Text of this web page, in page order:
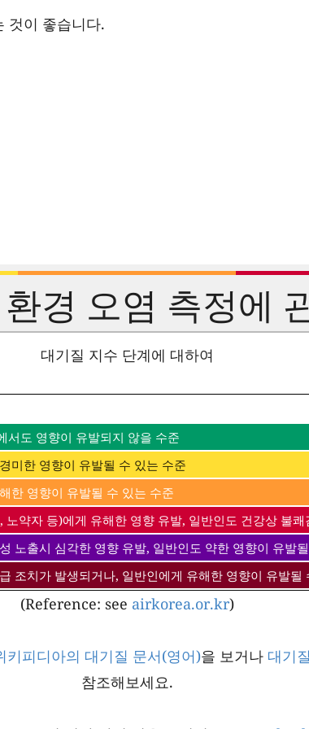
것이 좋습니다.
경 오염 측정에
대기질 지수 단계에 대하여
서도 영향이 유발되지 않을 수준
미한 영향이 유발될 수 있는 수준
한 영향이 유발될 수 있는 수준
노약자 등)에게 유해한 영향 유발, 일반인도 건강상 불
노출시 심각한 영향 유발, 일반인도 약한 영향이 유발
조치가 발생되거나, 일반인에게 유해한 영향이 유발될
(Reference: see airkorea.or.kr)
키피디아의 대기질 문서(영어)을 보거나 대기
참조해보세요.